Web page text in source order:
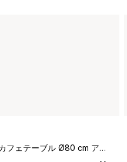
Peace Bistro カフェテーブル Ø80 cm アンスラサイト,